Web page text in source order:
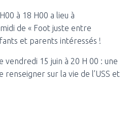
à 18 H00 a lieu à
de « Foot juste entre
et parents intéressés !
vendredi 15 juin à 20 H 00 : une
renseigner sur la vie de l’USS et